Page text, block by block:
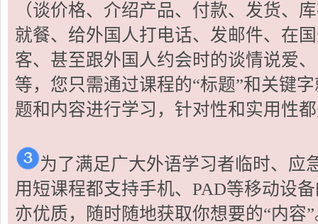
（谈价格、介绍产品、付款、发货、
就餐、给外国人打电话、发邮件、在
客、甚至跟外国人约会时的谈情说爱
等，您只需通过课程的“标题”和关键
题和内容进行学习，针对性和实用性
为了满足广大外语学习者临时、应
用短课程都支持手机、PAD等移动设
亦优质，随时随地获取你想要的“内容